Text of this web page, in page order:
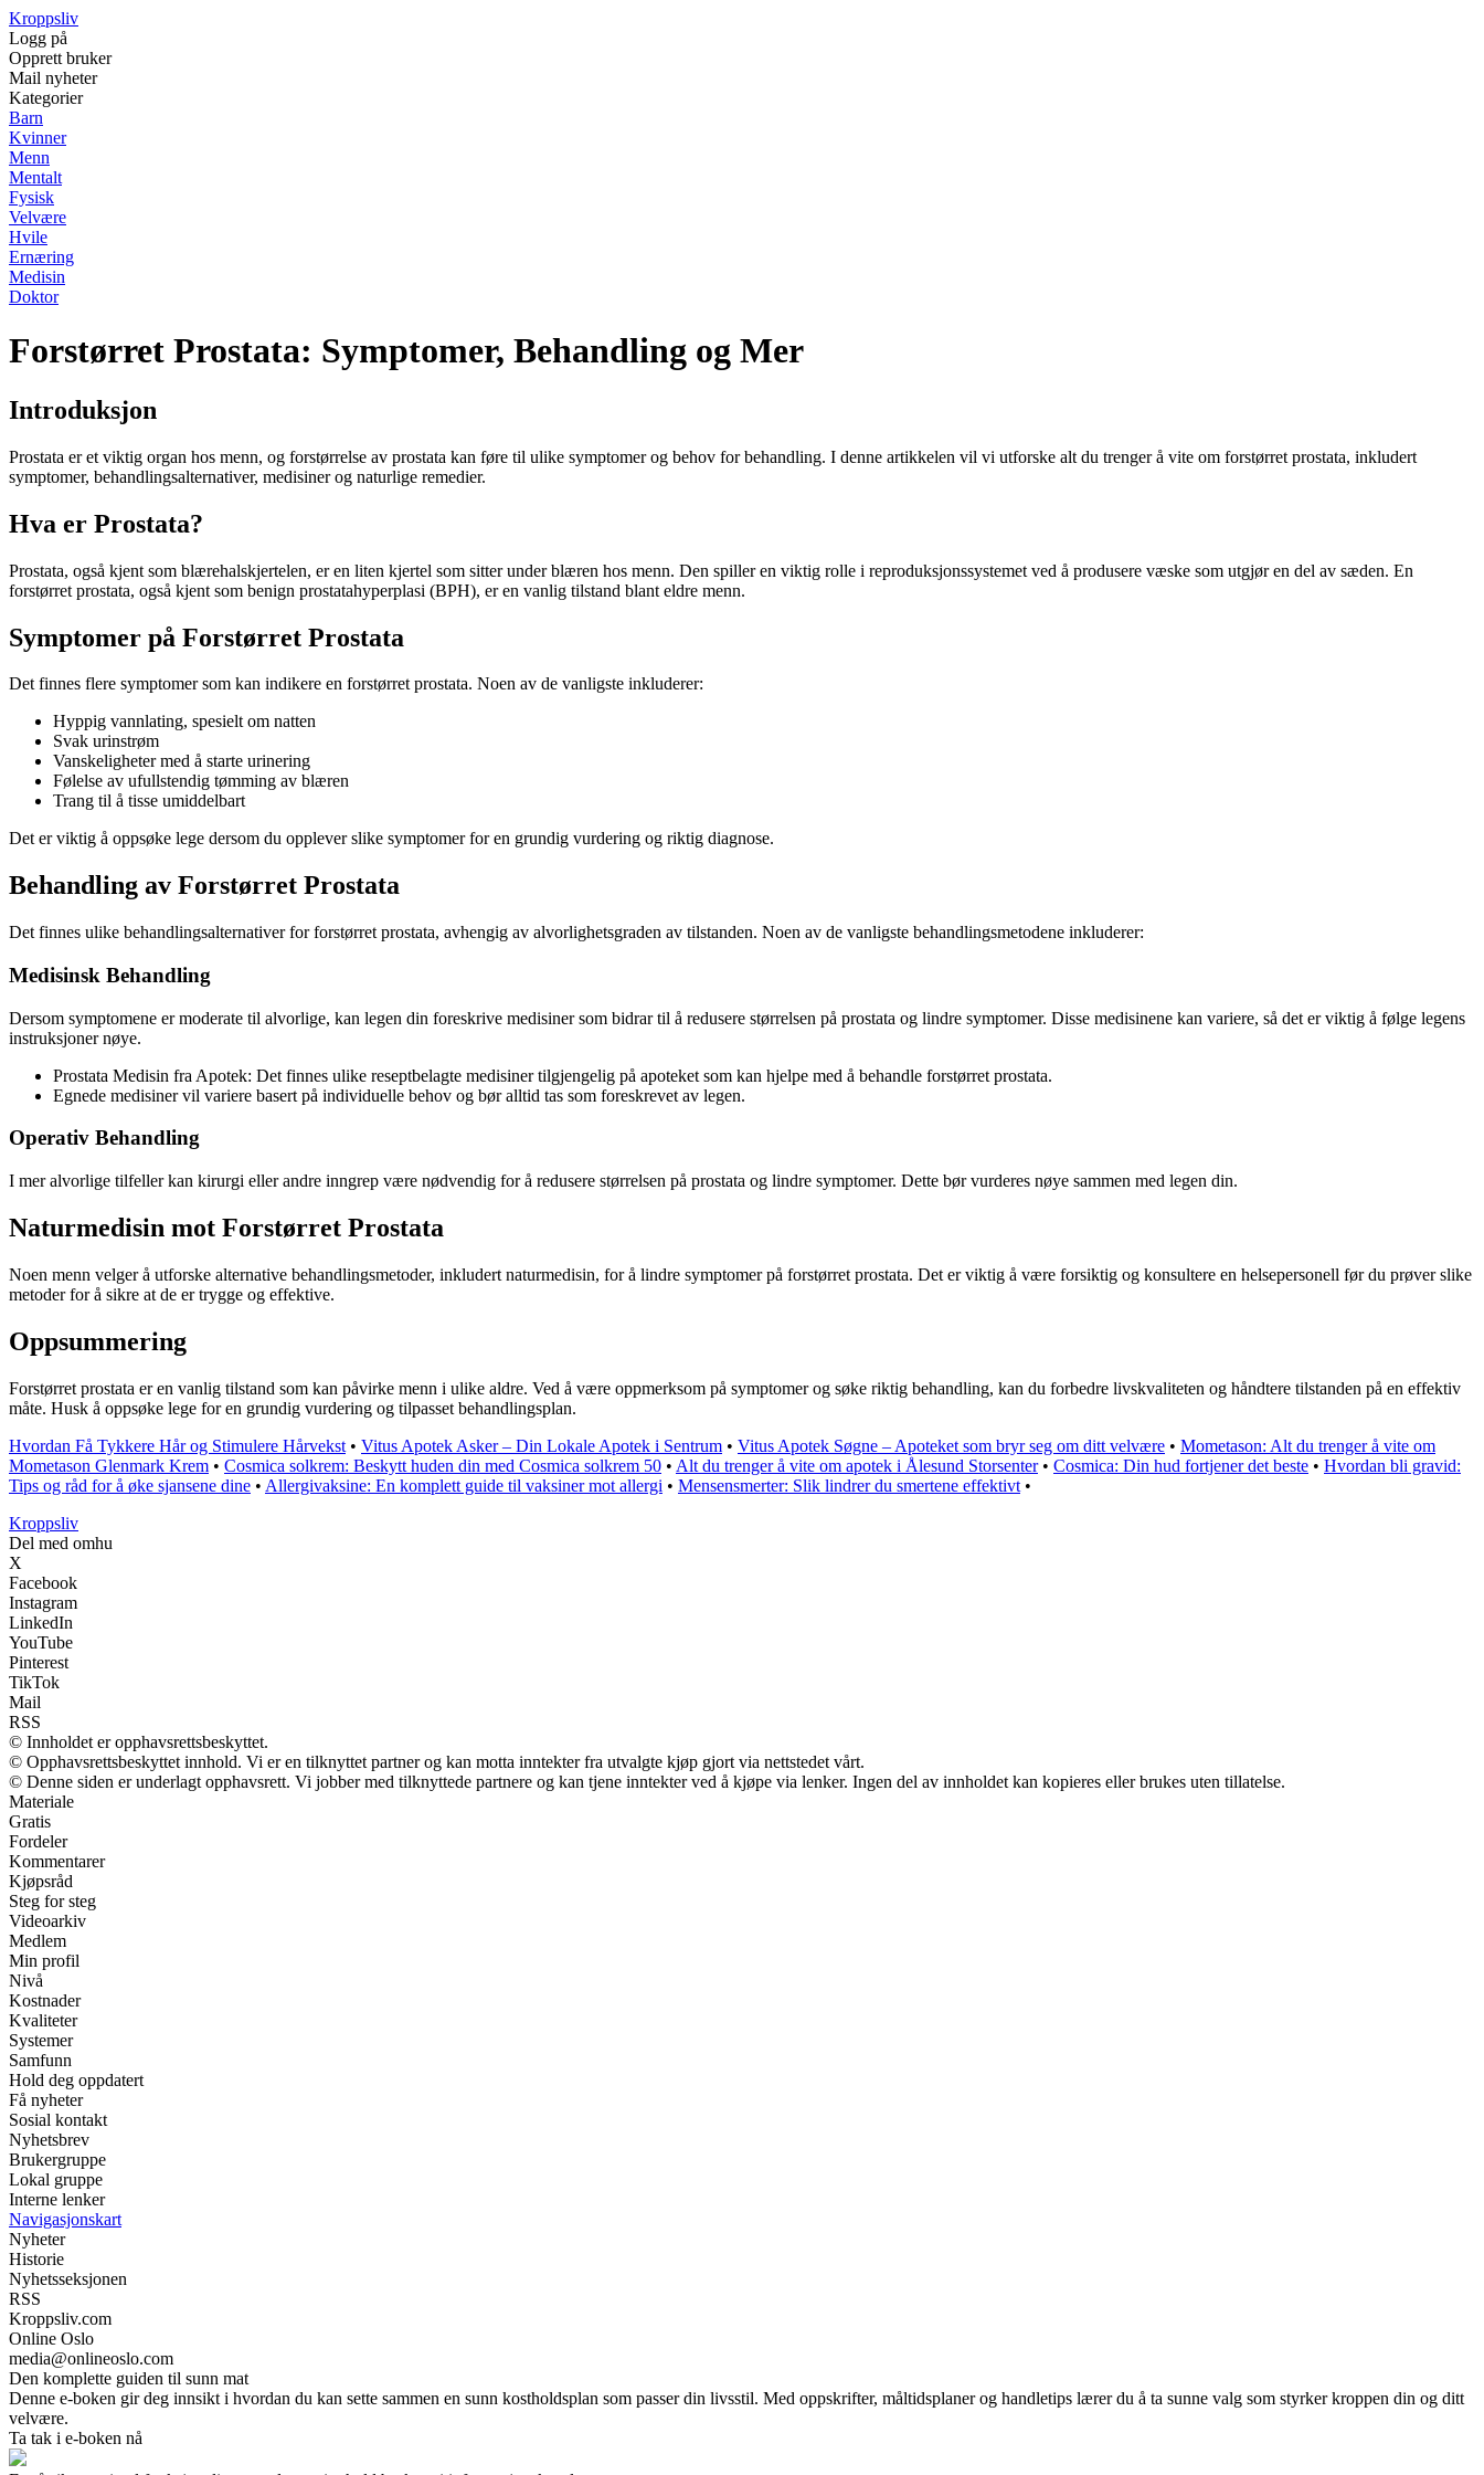
Kroppsliv
Logg på
Opprett bruker
Mail nyheter
Kategorier
Barn
Kvinner
Menn
Mentalt
Fysisk
Velvære
Hvile
Ernæring
Medisin
Doktor
Forstørret Prostata: Symptomer, Behandling og Mer
Introduksjon
Prostata er et viktig organ hos menn, og forstørrelse av prostata kan føre til ulike symptomer og behov for behandling. I denne artikkelen vil vi utforske alt du trenger å vite om forstørret prostata, inkludert
symptomer, behandlingsalternativer, medisiner og naturlige remedier.
Hva er Prostata?
Prostata, også kjent som blærehalskjertelen, er en liten kjertel som sitter under blæren hos menn. Den spiller en viktig rolle i reproduksjonssystemet ved å produsere væske som utgjør en del av sæden. En
forstørret prostata, også kjent som benign prostatahyperplasi (BPH), er en vanlig tilstand blant eldre menn.
Symptomer på Forstørret Prostata
Det finnes flere symptomer som kan indikere en forstørret prostata. Noen av de vanligste inkluderer:
Hyppig vannlating, spesielt om natten
Svak urinstrøm
Vanskeligheter med å starte urinering
Følelse av ufullstendig tømming av blæren
Trang til å tisse umiddelbart
Det er viktig å oppsøke lege dersom du opplever slike symptomer for en grundig vurdering og riktig diagnose.
Behandling av Forstørret Prostata
Det finnes ulike behandlingsalternativer for forstørret prostata, avhengig av alvorlighetsgraden av tilstanden. Noen av de vanligste behandlingsmetodene inkluderer:
Medisinsk Behandling
Dersom symptomene er moderate til alvorlige, kan legen din foreskrive medisiner som bidrar til å redusere størrelsen på prostata og lindre symptomer. Disse medisinene kan variere, så det er viktig å følge legens
instruksjoner nøye.
Prostata Medisin fra Apotek: Det finnes ulike reseptbelagte medisiner tilgjengelig på apoteket som kan hjelpe med å behandle forstørret prostata.
Egnede medisiner vil variere basert på individuelle behov og bør alltid tas som foreskrevet av legen.
Operativ Behandling
I mer alvorlige tilfeller kan kirurgi eller andre inngrep være nødvendig for å redusere størrelsen på prostata og lindre symptomer. Dette bør vurderes nøye sammen med legen din.
Naturmedisin mot Forstørret Prostata
Noen menn velger å utforske alternative behandlingsmetoder, inkludert naturmedisin, for å lindre symptomer på forstørret prostata. Det er viktig å være forsiktig og konsultere en helsepersonell før du prøver slike
metoder for å sikre at de er trygge og effektive.
Oppsummering
Forstørret prostata er en vanlig tilstand som kan påvirke menn i ulike aldre. Ved å være oppmerksom på symptomer og søke riktig behandling, kan du forbedre livskvaliteten og håndtere tilstanden på en effektiv
måte. Husk å oppsøke lege for en grundig vurdering og tilpasset behandlingsplan.
Hvordan Få Tykkere Hår og Stimulere Hårvekst • Vitus Apotek Asker – Din Lokale Apotek i Sentrum • Vitus Apotek Søgne – Apoteket som bryr seg om ditt velvære • Mometason: Alt du trenger å vite om
Mometason Glenmark Krem • Cosmica solkrem: Beskytt huden din med Cosmica solkrem 50 • Alt du trenger å vite om apotek i Ålesund Storsenter• Cosmica: Din hud fortjener det beste • Hvordan bli gravid:
Tips og råd for å øke sjansene dine • Allergivaksine: En komplett guide til vaksiner mot allergi • Mensensmerter: Slik lindrer du smertene effektivt •
Kroppsliv
Del med omhu
X
Facebook
Instagram
LinkedIn
YouTube
Pinterest
TikTok
Mail
RSS
© Innholdet er opphavsrettsbeskyttet.
© Opphavsrettsbeskyttet innhold. Vi er en tilknyttet partner og kan motta inntekter fra utvalgte kjøp gjort via nettstedet vårt.
© Denne siden er underlagt opphavsrett. Vi jobber med tilknyttede partnere og kan tjene inntekter ved å kjøpe via lenker. Ingen del av innholdet kan kopieres eller brukes uten tillatelse.
Materiale
Gratis
Fordeler
Kommentarer
Kjøpsråd
Steg for steg
Videoarkiv
Medlem
Min profil
Nivå
Kostnader
Kvaliteter
Systemer
Samfunn
Hold deg oppdatert
Få nyheter
Sosial kontakt
Nyhetsbrev
Brukergruppe
Lokal gruppe
Interne lenker
Navigasjonskart
Nyheter
Historie
Nyhetsseksjonen
RSS
Kroppsliv.com
Online Oslo
media@onlineoslo.com
Den komplette guiden til sunn mat
Denne e-boken gir deg innsikt i hvordan du kan sette sammen en sunn kostholdsplan som passer din livsstil. Med oppskrifter, måltidsplaner og handletips lærer du å ta sunne valg som styrker kroppen din og ditt
velvære.
Ta tak i e-boken nå